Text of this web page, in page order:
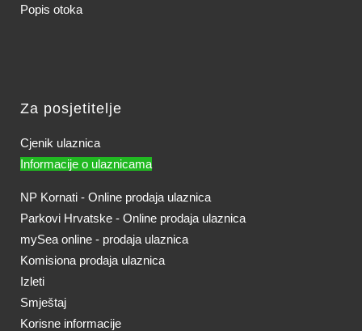
Popis otoka
Za posjetitelje
Cjenik ulaznica
Informacije o ulaznicama
NP Kornati - Online prodaja ulaznica
Parkovi Hrvatske - Online prodaja ulaznica
mySea online - prodaja ulaznica
Komisiona prodaja ulaznica
Izleti
Smještaj
Korisne informacije